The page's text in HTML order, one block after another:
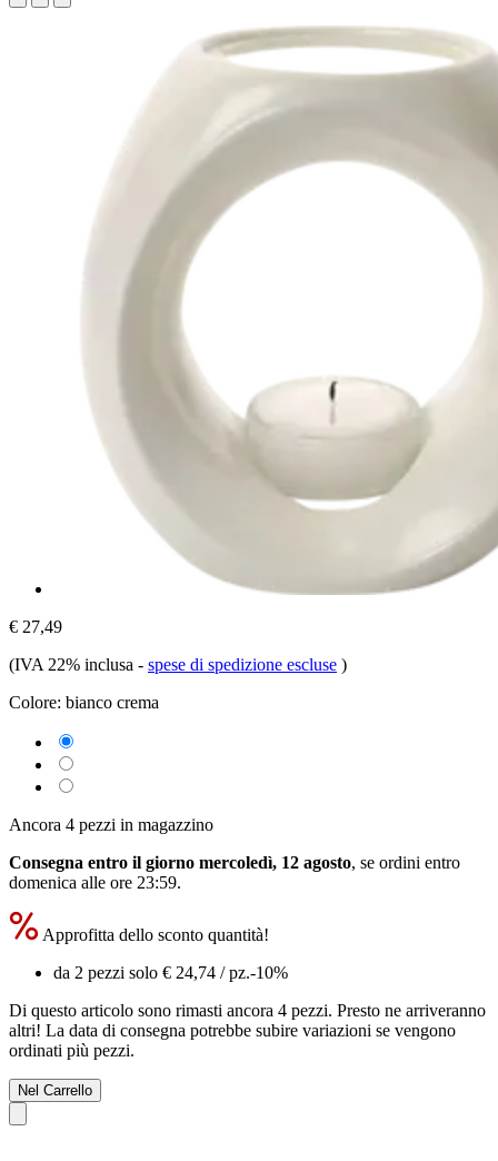
€ 27,49
(IVA 22% inclusa - spese di spedizione escluse )
Colore: bianco crema
Ancora 4 pezzi in magazzino
Consegna entro il giorno mercoledì, 12 agosto, se ordini entro
domenica alle ore 23:59.
Approfitta dello sconto quantità!
da 2 pezzi solo € 24,74 / pz.-10%
Di questo articolo sono rimasti ancora 4 pezzi. Presto ne arriveranno
altri! La data di consegna potrebbe subire variazioni se vengono
ordinati più pezzi.
Nel Carrello